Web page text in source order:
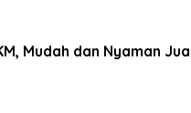
Mudah dan Nyaman